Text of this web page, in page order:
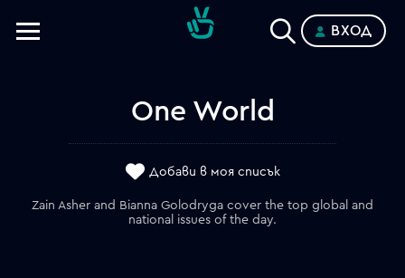
ВХОД
One World
Добави в моя списък
Zain Asher and Bianna Golodryga cover the top global and
national issues of the day.